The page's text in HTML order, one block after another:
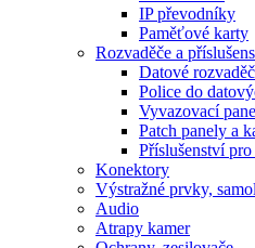
IP převodníky
Paměťové karty
Rozvaděče a
Datové
Police do
Vyvazovací
Patch panely a
Příslušenství
Konektory
Výstražné prvky,
Audio
Atrapy kamer